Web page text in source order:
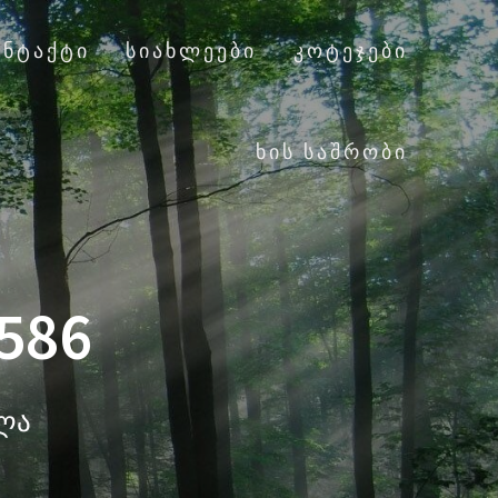
ᲡᲘᲐᲮᲚᲔᲔᲑᲘ ᲙᲝᲢᲔᲯᲔᲑᲘ
ᲮᲘᲡ ᲡᲐᲨᲠᲝᲑᲘ